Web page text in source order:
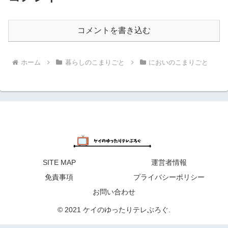
コメントを書き込む
ホーム 暮らしのこまりごと においのこまりごと
SITE MAP
運営者情報
免責事項
プライバシーポリシー
お問い合わせ
© 2021 ケイのゆったりテレぶろぐ.